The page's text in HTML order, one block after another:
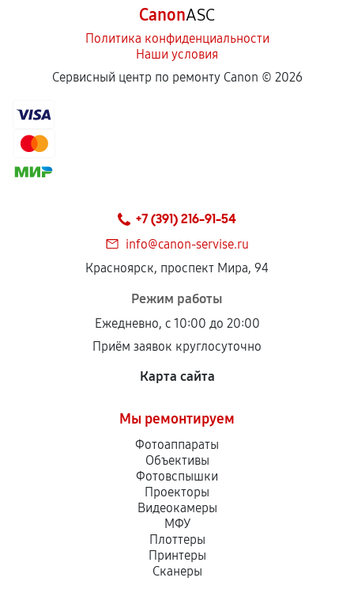
CanonASC
Политика конфиденциальности
Наши условия
Сервисный центр по ремонту Canon © 2026
+7 (391) 216-91-54
info@canon-servise.ru
Красноярск, проспект Мира, 94
Режим работы
Ежедневно, с 10:00 до 20:00
Приём заявок круглосуточно
Карта сайта
Мы ремонтируем
Фотоаппараты
Объективы
Фотовспышки
Проекторы
Видеокамеры
МФУ
Плоттеры
Принтеры
Сканеры